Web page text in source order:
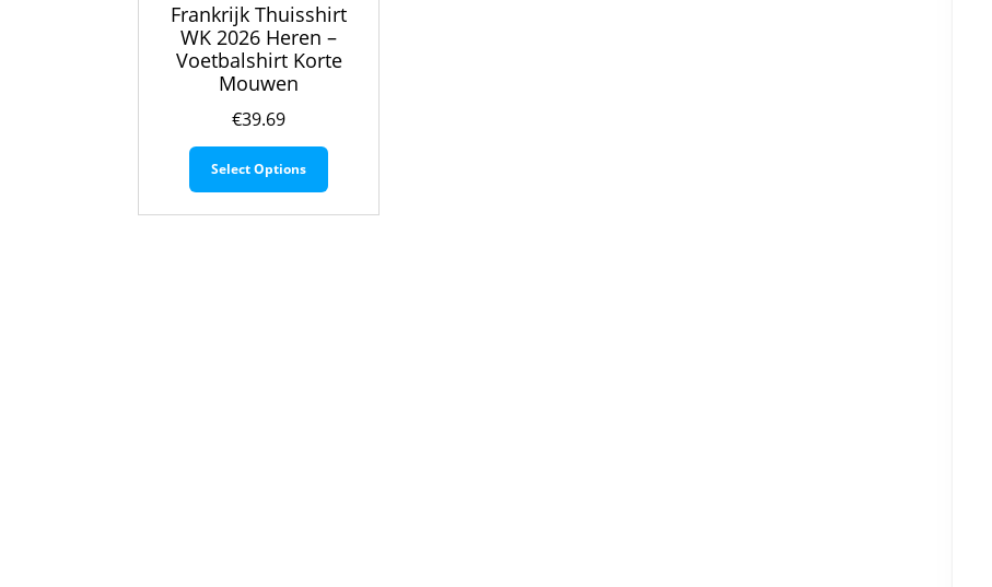
Frankrijk Thuisshirt
WK 2026 Heren –
Voetbalshirt Korte
Mouwen
€39.69
Select Options
Dit